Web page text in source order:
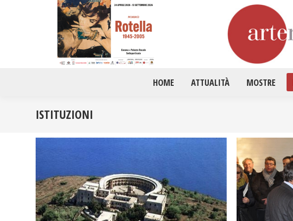
HOME ATTUALITÀ MOSTRE
ISTITUZIONI
HOME